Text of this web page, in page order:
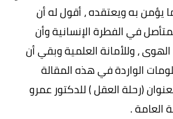
يؤمن به ويعتقده ، أقول له أن
في الفطرة الإنسانية وأن
الهوى ، وللأمانة العلمية وبقي أن
الواردة في هذه المقالة
(رحلة العقل ) للدكتور عمرو
العامة .